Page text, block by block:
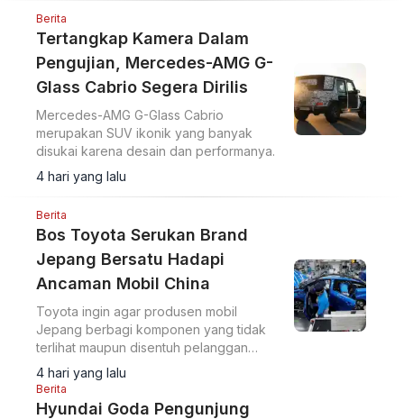
Berita
Tertangkap Kamera Dalam
Pengujian, Mercedes-AMG G-
Glass Cabrio Segera Dirilis
Mercedes-AMG G-Glass Cabrio
merupakan SUV ikonik yang banyak
disukai karena desain dan performanya.
4 hari yang lalu
Berita
Bos Toyota Serukan Brand
Jepang Bersatu Hadapi
Ancaman Mobil China
Toyota ingin agar produsen mobil
Jepang berbagi komponen yang tidak
terlihat maupun disentuh pelanggan
sebagai langkah untuk memangkas biaya
dan menghadapi meningkatnya
persaingan.
4 hari yang lalu
Berita
Hyundai Goda Pengunjung